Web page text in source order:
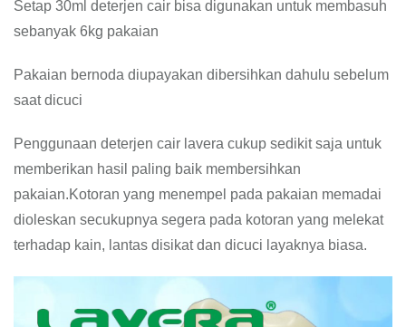
Setap 30ml deterjen cair bisa digunakan untuk membasuh
sebanyak 6kg pakaian
Pakaian bernoda diupayakan dibersihkan dahulu sebelum
saat dicuci
Penggunaan deterjen cair lavera cukup sedikit saja untuk
memberikan hasil paling baik membersihkan
pakaian.Kotoran yang menempel pada pakaian memadai
dioleskan secukupnya segera pada kotoran yang melekat
terhadap kain, lantas disikat dan dicuci layaknya biasa.